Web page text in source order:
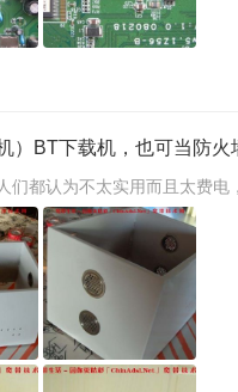
）BT下载机，也可当防火
们都认为不太实用而且太费